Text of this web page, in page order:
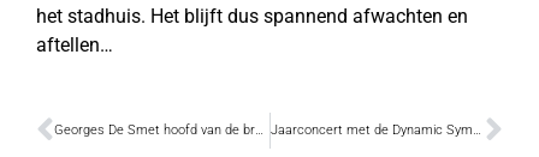
het stadhuis. Het blijft dus spannend afwachten en
aftellen…
Georges De Smet hoofd van de brandweer Jaarconcert met de Dynamic Symphonic Band